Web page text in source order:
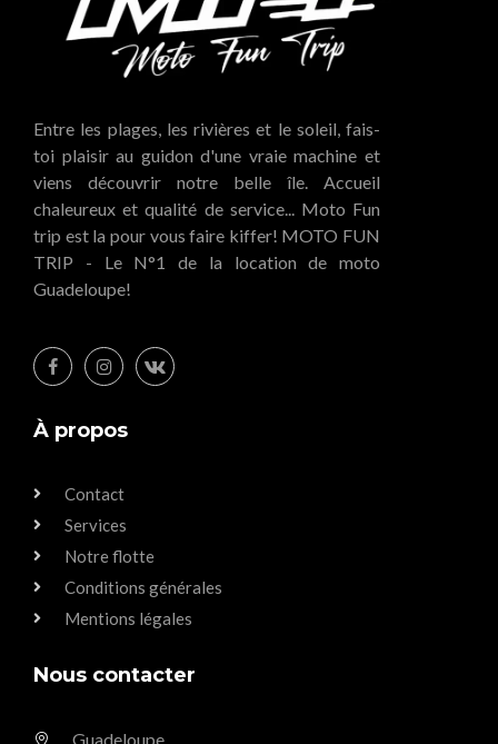
Entre les plages, les rivières et le soleil, fais-
toi plaisir au guidon d'une vraie machine et
viens découvrir notre belle île. Accueil
chaleureux et qualité de service... Moto Fun
trip est la pour vous faire kiffer! MOTO FUN
TRIP - Le N°1 de la location de moto
Guadeloupe!
À propos
Contact
Services
Notre flotte
Conditions générales
Mentions légales
Nous contacter
Guadeloupe